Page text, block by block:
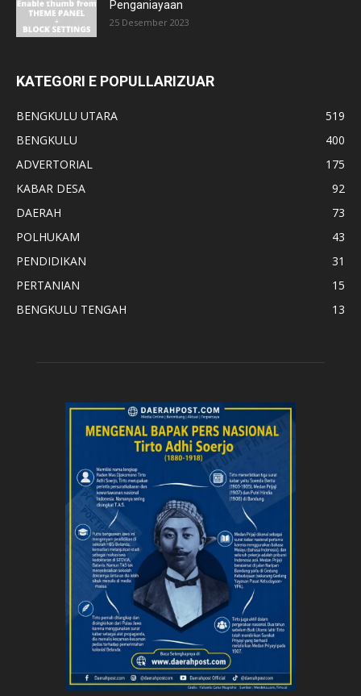
Penganiayaan
25 Desember 2023
KATEGORI E POPULLARIZUAR
BENGKULU UTARA
519
BENGKULU
400
ADVERTORIAL
175
KABAR DESA
92
DAERAH
73
POLHUKAM
43
PENDIDIKAN
31
PERTANIAN
15
BENGKULU TENGAH
13